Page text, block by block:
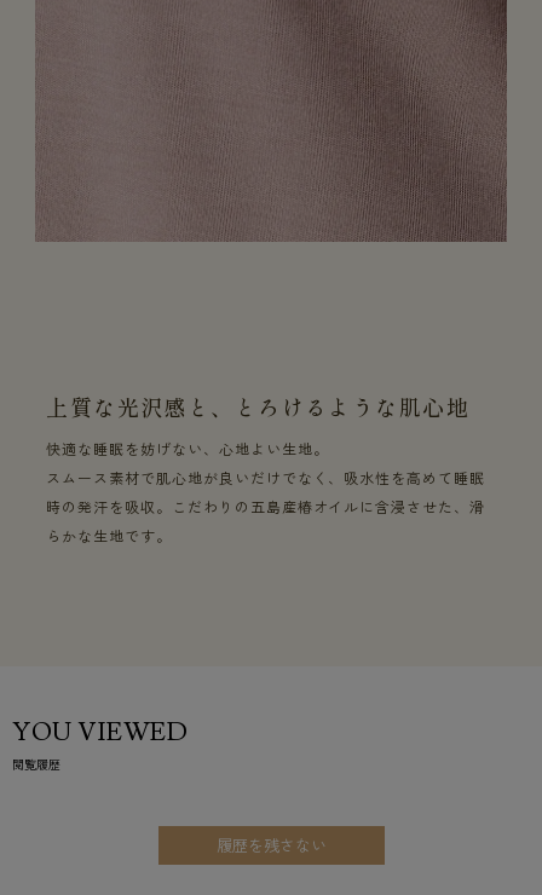
上質な光沢感と、とろけるような肌心地
快適な睡眠を妨げない、心地よい生地。
スムース素材で肌心地が良いだけでなく、吸水性を高めて睡眠
時の発汗を吸収。こだわりの五島産椿オイルに含浸させた、滑
らかな生地です。
YOU VIEWED
閲覧履歴
履歴を残さない